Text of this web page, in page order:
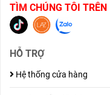
TÌM CHÚNG TÔI TRÊN
HỖ TRỢ
Hệ thống cửa hàng